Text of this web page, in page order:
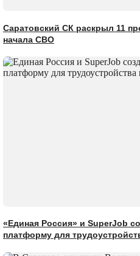
Саратовский СК раскрыл 11
начала СВО
«Единая Россия» и SuperJob
платформу для